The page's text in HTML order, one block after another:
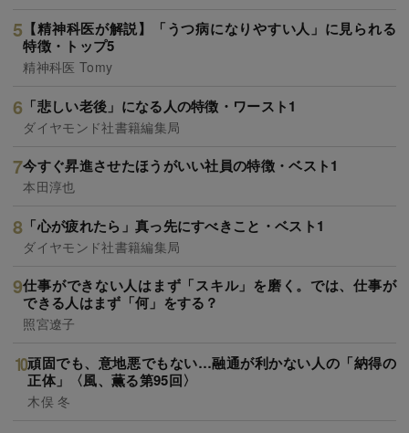
【精神科医が解説】「うつ病になりやすい人」に見られる
特徴・トップ5
精神科医 Tomy
「悲しい老後」になる人の特徴・ワースト1
ダイヤモンド社書籍編集局
今すぐ昇進させたほうがいい社員の特徴・ベスト1
本田淳也
「心が疲れたら」真っ先にすべきこと・ベスト1
ダイヤモンド社書籍編集局
仕事ができない人はまず「スキル」を磨く。では、仕事が
できる人はまず「何」をする？
照宮遼子
頑固でも、意地悪でもない…融通が利かない人の「納得の
正体」〈風、薫る第95回〉
木俣 冬